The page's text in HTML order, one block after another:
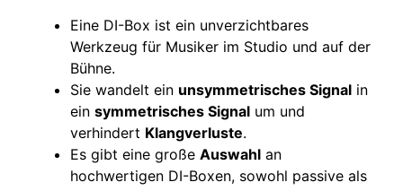
Eine DI-Box ist ein unverzichtbares
Werkzeug für Musiker im Studio und auf der
Bühne.
Sie wandelt ein unsymmetrisches Signal in
ein symmetrisches Signal um und
verhindert Klangverluste.
Es gibt eine große Auswahl an
hochwertigen DI-Boxen, sowohl passive als